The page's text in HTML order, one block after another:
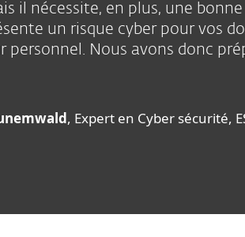
il nécessite, en plus, une
un risque cyber pour vos
Nous avons donc
, Expert en Cyber sécurité,